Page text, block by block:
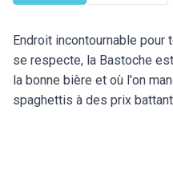
Endroit incontournable pour
se respecte, la Bastoche
la bonne bière et où l'on
spaghettis à des prix